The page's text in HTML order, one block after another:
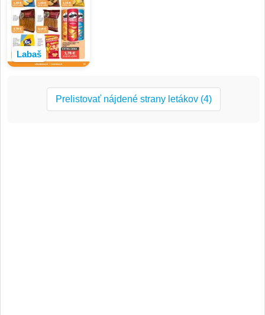
Labaš
Prelistovať nájdené strany letákov (4)